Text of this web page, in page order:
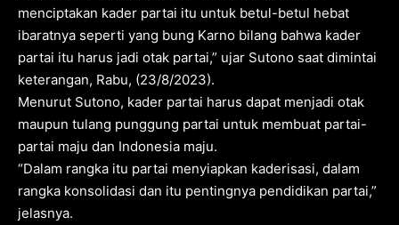
menciptakan kader partai itu untuk betul-betul hebat
ibaratnya seperti yang bung Karno bilang bahwa kader
partai itu harus jadi otak partai,” ujar Sutono saat dimintai
keterangan, Rabu, (23/8/2023).
Menurut Sutono, kader partai harus dapat menjadi otak
maupun tulang punggung partai untuk membuat partai-
partai maju dan Indonesia maju.
“Dalam rangka itu partai menyiapkan kaderisasi, dalam
rangka konsolidasi dan itu pentingnya pendidikan partai,”
jelasnya.